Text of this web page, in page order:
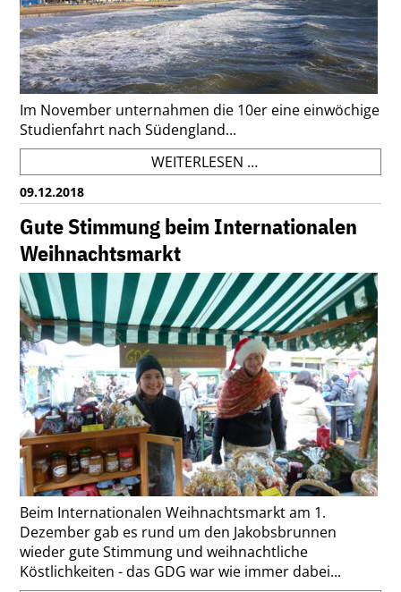
Im November unternahmen die 10er eine einwöchige
Studienfahrt nach Südengland...
WEITERLESEN …STUDIENFAHRT
BOURNEMOUTH
09.12.2018
Gute Stimmung beim Internationalen
Weihnachtsmarkt
Beim Internationalen Weihnachtsmarkt am 1.
Dezember gab es rund um den Jakobsbrunnen
wieder gute Stimmung und weihnachtliche
Köstlichkeiten - das GDG war wie immer dabei...